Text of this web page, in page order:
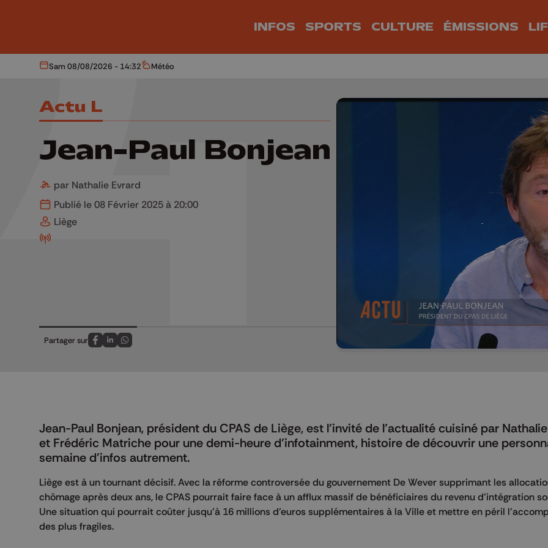
INFOS SPORTS CULTURE ÉMISSIONS
Aujourd'hui
Sam 08/08/2026 - 14:32 Météo
Météo
Actu L
Jean-Paul Bonjean
par Nathalie Evrard
Publié le 08 Février 2025 à 20:00
Liège
Partager sur
Partagez sur FaceBook
Partagez sur LinkedIn
Partagez sur Whatsapp
Jean-Paul Bonjean, président du CPAS de Liège, est l'invité de l’actualité cuisiné par
et Frédéric Matriche pour une demi-heure d’infotainment, histoire de découvrir une
semaine d’infos autrement.
Liège est à un tournant décisif. Avec la réforme controversée du gouvernement De Wever supprimant les
chômage après deux ans, le CPAS pourrait faire face à un afflux massif de bénéficiaires du revenu d’intégration
Une situation qui pourrait coûter jusqu’à 16 millions d’euros supplémentaires à la Ville et mettre en péril
des plus fragiles.